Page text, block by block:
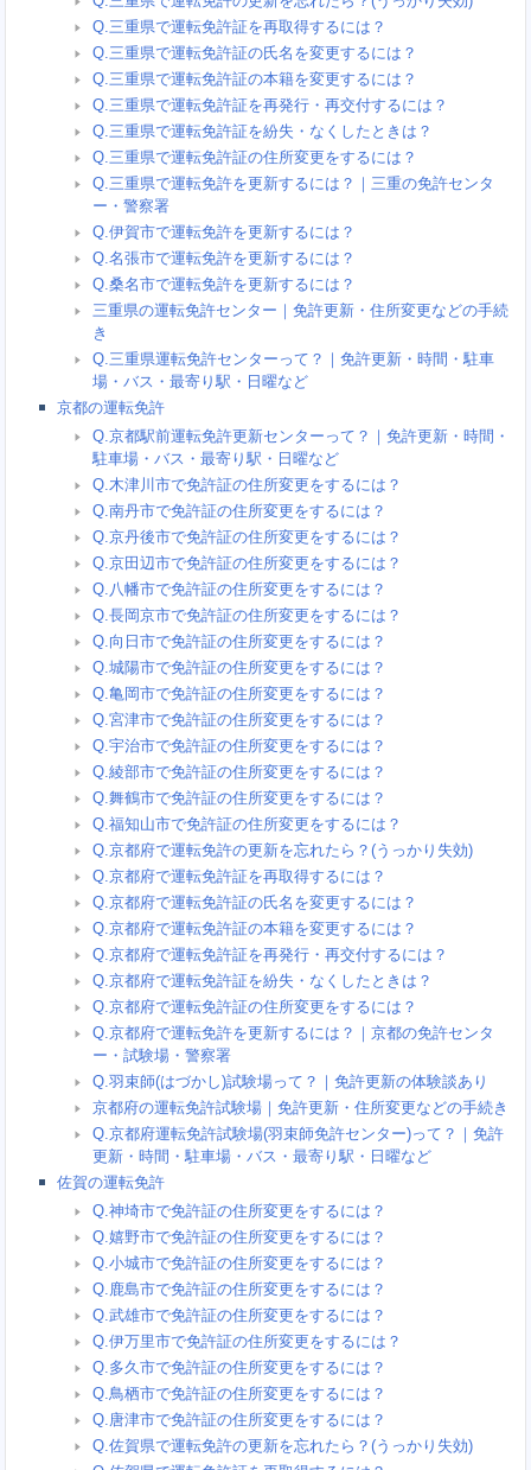
Q.三重県で運転免許証を再取得するには？
Q.三重県で運転免許証の氏名を変更するには？
Q.三重県で運転免許証の本籍を変更するには？
Q.三重県で運転免許証を再発行・再交付するには？
Q.三重県で運転免許証を紛失・なくしたときは？
Q.三重県で運転免許証の住所変更をするには？
Q.三重県で運転免許を更新するには？｜三重の免許センタ
ー・警察署
Q.伊賀市で運転免許を更新するには？
Q.名張市で運転免許を更新するには？
Q.桑名市で運転免許を更新するには？
三重県の運転免許センター｜免許更新・住所変更などの手続
き
Q.三重県運転免許センターって？｜免許更新・時間・駐車
場・バス・最寄り駅・日曜など
京都の運転免許
Q.京都駅前運転免許更新センターって？｜免許更新・時間・
駐車場・バス・最寄り駅・日曜など
Q.木津川市で免許証の住所変更をするには？
Q.南丹市で免許証の住所変更をするには？
Q.京丹後市で免許証の住所変更をするには？
Q.京田辺市で免許証の住所変更をするには？
Q.八幡市で免許証の住所変更をするには？
Q.長岡京市で免許証の住所変更をするには？
Q.向日市で免許証の住所変更をするには？
Q.城陽市で免許証の住所変更をするには？
Q.亀岡市で免許証の住所変更をするには？
Q.宮津市で免許証の住所変更をするには？
Q.宇治市で免許証の住所変更をするには？
Q.綾部市で免許証の住所変更をするには？
Q.舞鶴市で免許証の住所変更をするには？
Q.福知山市で免許証の住所変更をするには？
Q.京都府で運転免許の更新を忘れたら？(うっかり失効)
Q.京都府で運転免許証を再取得するには？
Q.京都府で運転免許証の氏名を変更するには？
Q.京都府で運転免許証の本籍を変更するには？
Q.京都府で運転免許証を再発行・再交付するには？
Q.京都府で運転免許証を紛失・なくしたときは？
Q.京都府で運転免許証の住所変更をするには？
Q.京都府で運転免許を更新するには？｜京都の免許センタ
ー・試験場・警察署
Q.羽束師(はづかし)試験場って？｜免許更新の体験談あり
京都府の運転免許試験場｜免許更新・住所変更などの手続き
Q.京都府運転免許試験場(羽束師免許センター)って？｜免許
更新・時間・駐車場・バス・最寄り駅・日曜など
佐賀の運転免許
Q.神埼市で免許証の住所変更をするには？
Q.嬉野市で免許証の住所変更をするには？
Q.小城市で免許証の住所変更をするには？
Q.鹿島市で免許証の住所変更をするには？
Q.武雄市で免許証の住所変更をするには？
Q.伊万里市で免許証の住所変更をするには？
Q.多久市で免許証の住所変更をするには？
Q.鳥栖市で免許証の住所変更をするには？
Q.唐津市で免許証の住所変更をするには？
Q.佐賀県で運転免許の更新を忘れたら？(うっかり失効)